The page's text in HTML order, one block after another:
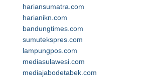
hariansumatra.com
harianikn.com
bandungtimes.com
sumutekspres.com
lampungpos.com
mediasulawesi.com
mediajabodetabek.com